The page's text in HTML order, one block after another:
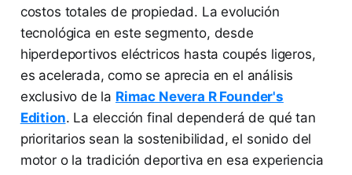
costos totales de propiedad. La evolución
tecnológica en este segmento, desde
hiperdeportivos eléctricos hasta coupés ligeros,
es acelerada, como se aprecia en el análisis
exclusivo de la Rimac Nevera R Founder's
Edition. La elección final dependerá de qué tan
prioritarios sean la sostenibilidad, el sonido del
motor o la tradición deportiva en esa experiencia